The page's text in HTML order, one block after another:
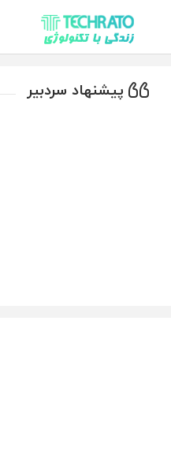
تکراتو – زندگی با تکنولوژی
پیشنهاد سردبیر